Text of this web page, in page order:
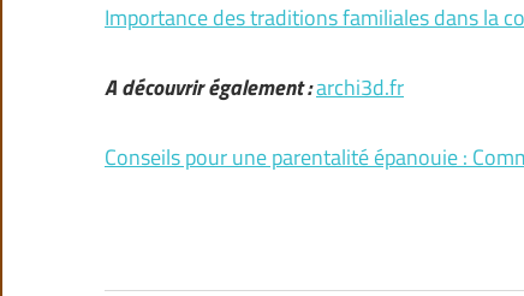
Importance des traditions familiales dans la
A découvrir également :archi3d.fr
Conseils pour une parentalité épanouie :